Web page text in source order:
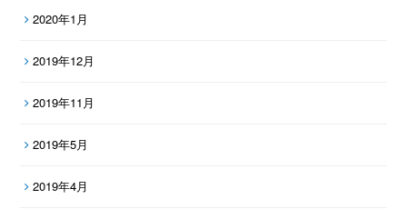
2020年1月
2019年12月
2019年11月
2019年5月
2019年4月